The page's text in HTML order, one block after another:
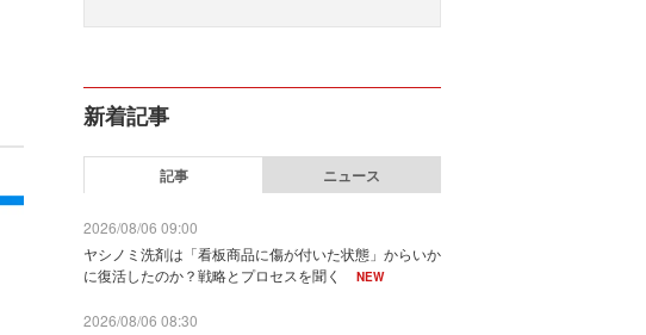
新着記事
記事 ニュース
2026/08/06 09:00
ヤシノミ洗剤は「看板商品に傷が付いた状態」からいか
に復活したのか？戦略とプロセスを聞く
NEW
2026/08/06 08:30